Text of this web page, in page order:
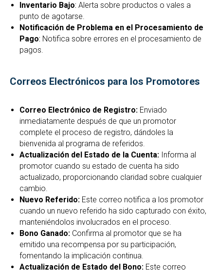
Inventario Bajo: Alerta sobre productos o vales a
punto de agotarse.
Notificación de Problema en el Procesamiento de
Pago: Notifica sobre errores en el procesamiento de
pagos.
Correos Electrónicos para los Promotores
Correo Electrónico de Registro: Enviado
inmediatamente después de que un promotor
complete el proceso de registro, dándoles la
bienvenida al programa de referidos.
Actualización del Estado de la Cuenta: Informa al
promotor cuando su estado de cuenta ha sido
actualizado, proporcionando claridad sobre cualquier
cambio.
Nuevo Referido: Este correo notifica a los promotor
cuando un nuevo referido ha sido capturado con éxito,
manteniéndolos involucrados en el proceso.
Bono Ganado: Confirma al promotor que se ha
emitido una recompensa por su participación,
fomentando la implicación continua.
Actualización de Estado del Bono: Este correo